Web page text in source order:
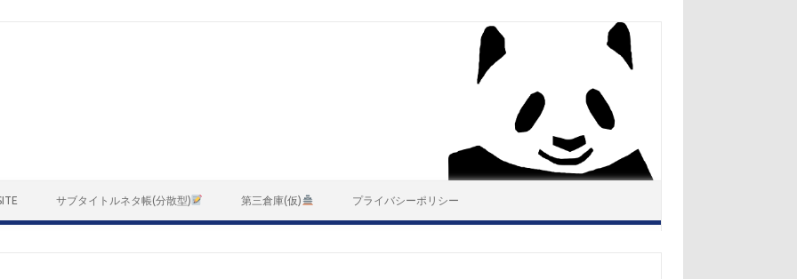
サブタイトルネタ帳(分散型) 第三倉庫(仮) プライバシーポリシー